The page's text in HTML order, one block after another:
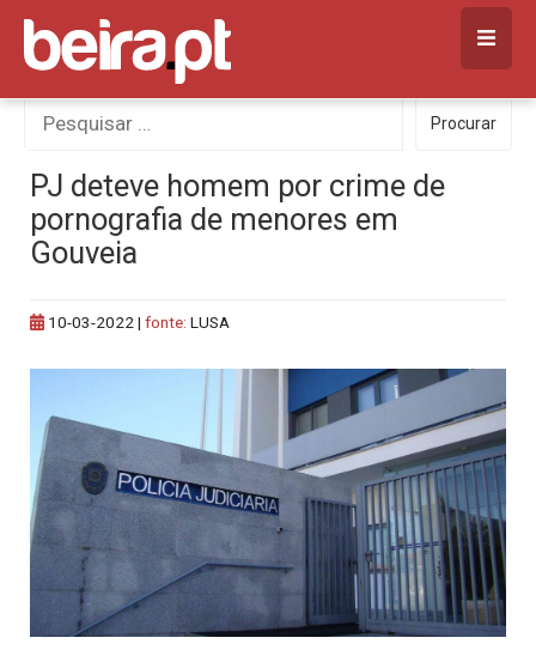
Skip
content
Procurar
por:
Procurar
PJ deteve homem por crime de
pornografia de menores em
Gouveia
10-03-2022 | fonte: LUSA